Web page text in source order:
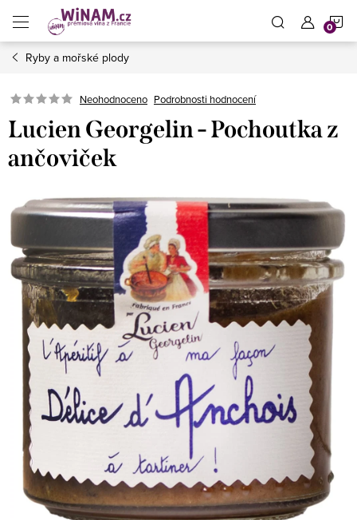
obsah
Ryby a mořské plody
Neohodnoceno Podrobnosti hodnocení
Lucien Georgelin - Pochoutka z
ančoviček